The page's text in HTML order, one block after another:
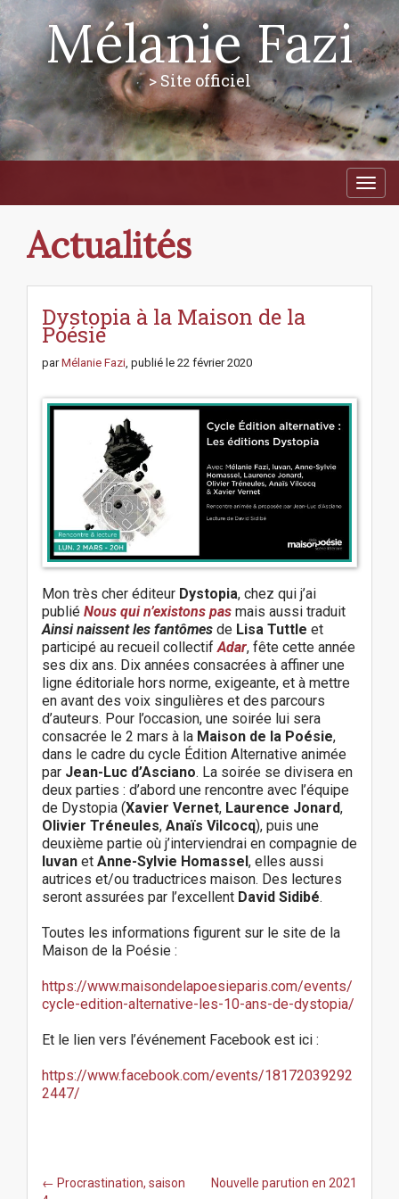
Mélanie Fazi
> Site officiel
M
i
i
Actualités
Dystopia à la Maison de la
Poésie
parMélanie Fazi, publié le 22 février 2020
Mon très cher éditeur Dystopia, chez qui j’ai
publié Nous qui n’existons pas mais aussi traduit
Ainsi naissent les fantômes de Lisa Tuttle et
participé au recueil collectifAdar, fête cette année
ses dix ans. Dix années consacrées à affiner une
ligne éditoriale hors norme, exigeante, et à mettre
en avant des voix singulières et des parcours
d’auteurs. Pour l’occasion, une soirée lui sera
consacrée le 2 mars à la Maison de la Poésie,
dans le cadre du cycle Édition Alternative animée
par Jean-Luc d’Asciano. La soirée se divisera en
deux parties : d’abord une rencontre avec l’équipe
de Dystopia (Xavier Vernet, Laurence Jonard,
Olivier Tréneules, Anaïs Vilcocq), puis une
deuxième partie où j’interviendrai en compagnie de
luvan et Anne-Sylvie Homassel, elles aussi
autrices et/ou traductrices maison. Des lectures
seront assurées par l’excellent David Sidibé.
Toutes les informations figurent sur le site de la
Maison de la Poésie :
https://www.maisondelapoesieparis.com/events/
cycle-edition-alternative-les-10-ans-de-dystopia/
Et le lien vers l’événement Facebook est ici :
https://www.facebook.com/events/18172039292
2447/
P
← Procrastination, saison
Nouvelle parution en 2021